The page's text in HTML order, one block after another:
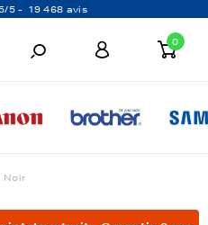
5 - 19 468 avis
0
Noir